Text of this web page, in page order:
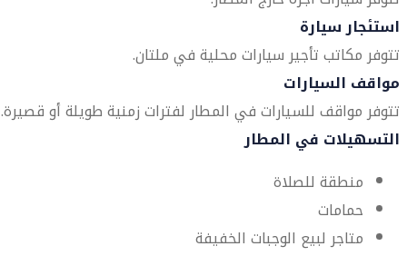
استئجار سيارة
تتوفر مكاتب تأجير سيارات محلية في ملتان.
مواقف السيارات
تتوفر مواقف للسيارات في المطار لفترات زمنية طويلة أو قصيرة.
التسهيلات في المطار
منطقة للصلاة
حمامات
متاجر لبيع الوجبات الخفيفة